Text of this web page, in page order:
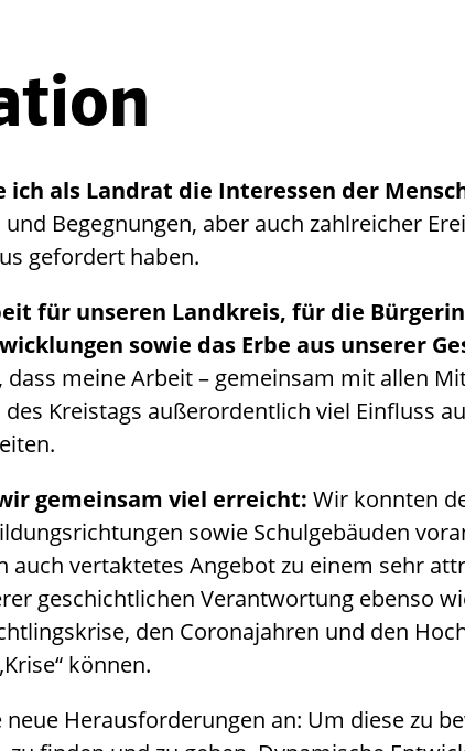
ich als Landrat die Interessen der
Begegnungen, aber auch zahlreicher
gefordert haben.
für unseren Landkreis, für die
sowie das Erbe aus unserer
dass meine Arbeit – gemeinsam mit allen
Kreistags außerordentlich viel Einfluss
gemeinsam viel erreicht: Wir konnten
sowie Schulgebäuden
vertaktetes Angebot zu einem sehr
geschichtlichen Verantwortung ebenso
den Coronajahren und den
können.
Herausforderungen an: Um diese zu